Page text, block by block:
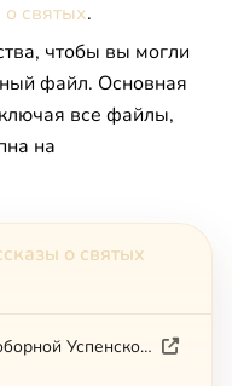
святых.
чтобы вы могли
файл. Основная
все файлы,
на
о святых
12 греков, строителей соборной Успенской церкви Киево-Печерской